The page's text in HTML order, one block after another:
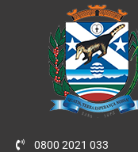
0800 2021 033